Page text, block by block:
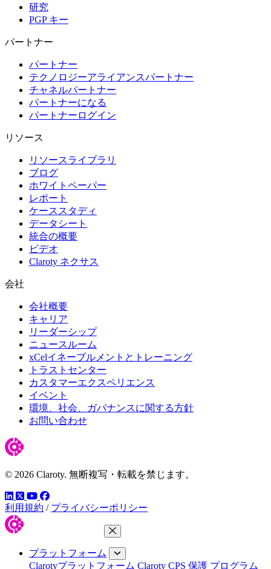
研究
PGP キー
パートナー
パートナー
テクノロジーアライアンスパートナー
チャネルパートナー
パートナーになる
パートナーログイン
リソース
リソースライブラリ
ブログ
ホワイトペーパー
レポート
ケーススタディ
データシート
統合の概要
ビデオ
Claroty ネクサス
会社
会社概要
キャリア
リーダーシップ
ニュースルーム
xCelイネーブルメントとトレーニング
トラストセンター
カスタマーエクスペリエンス
イベント
環境、社会、ガバナンスに関する方針
お問い合わせ
© 2026 Claroty. 無断複写・転載を禁じます。
LinkedIn
ツイッター
YouTube
Facebook
利用規約 / プライバシーポリシー
メニューを閉じる
プラットフォーム
Clarotyプラットフォーム Claroty CPS 保護 プログラム